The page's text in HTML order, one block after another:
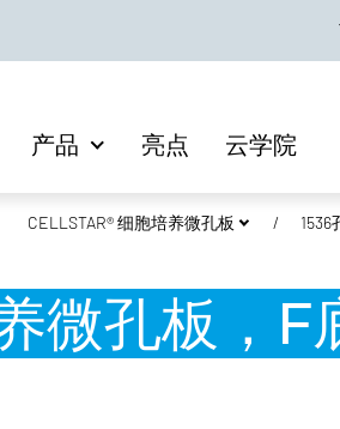
产品 亮点 云学院
CELLSTAR® 细胞培养微孔板
微孔板，